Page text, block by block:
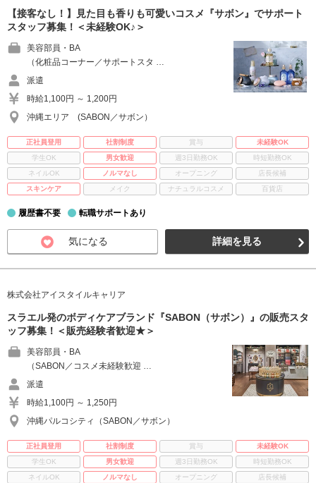
【接客なし！】見た目も香りも可愛いコスメ『サボン』でサポート
スタッフ募集！＜未経験OK♪＞
美容部員・BA
（化粧品コーナー／サポートスタ …
派遣
時給1,100円 ～ 1,200円
沖縄エリア (SABON／サボン）
正社員登用 社割制度 賞与
未経験OK
学生OK
男女歓迎 週3日勤務OK
時短勤務OK
ネイルOK
ノルマなし オープニング
店長候補
スキンケア
メイク ナチュラルコスメ 百貨店
履歴書不要 転職サポートあり
気になる 詳細を見る
株式会社アイスタイルキャリア
スラエル発のボディケアブランド『SABON（サボン）』の販売スタ
ッフ募集！＜販売経験者歓迎★＞
美容部員・BA
（SABON／コスメ未経験歓迎 …
派遣
時給1,100円 ～ 1,250円
沖縄パルコシティ（SABON／サボン）
正社員登用 社割制度 賞与
未経験OK
学生OK
男女歓迎 週3日勤務OK
時短勤務OK
ネイルOK
ノルマなし オープニング
店長候補